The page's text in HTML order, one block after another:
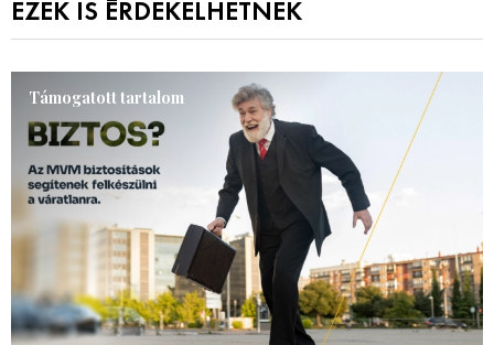
EZEK IS ÉRDEKELHETNEK
Támogatott tartalom